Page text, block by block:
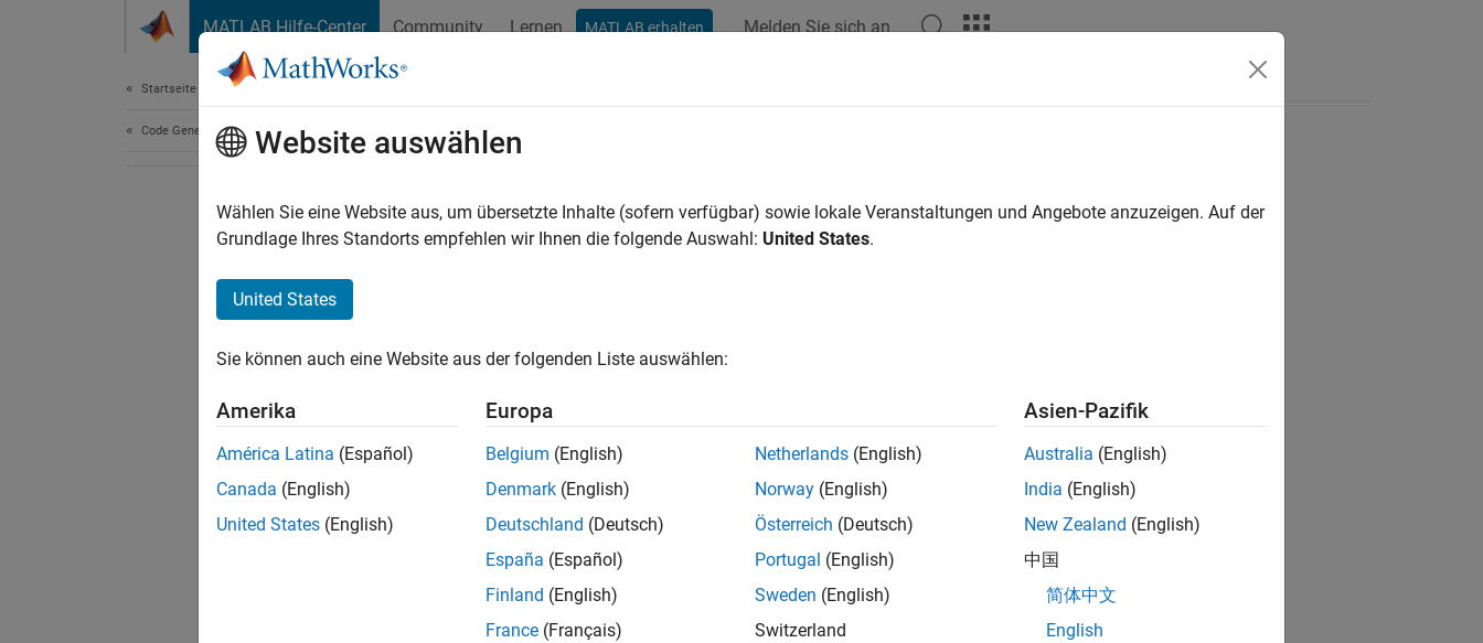
MATLAB Hilfe-Center Community Lernen MATLAB erhalten Melden Sie sich an
Startseite der Dokumentation
Code Generation
How useful was this information?
Website auswählen
Wählen Sie eine Website aus, um übersetzte Inhalte (sofern verfügbar) sowie lokale Veranstaltungen und Angebote anzuzeigen. Auf der
Grundlage Ihres Standorts empfehlen wir Ihnen die folgende Auswahl: United States.
United States
Sie können auch eine Website aus der folgenden Liste auswählen:
Amerika
América Latina (Español)
Canada (English)
United States (English)
Europa
Belgium (English)
Denmark (English)
Deutschland (Deutsch)
España (Español)
Finland (English)
France (Français)
Netherlands (English)
Norway (English)
Österreich (Deutsch)
Portugal (English)
Sweden (English)
Switzerland
Asien-Pazifik
Australia (English)
India (English)
New Zealand (English)
中国
简体中文
English